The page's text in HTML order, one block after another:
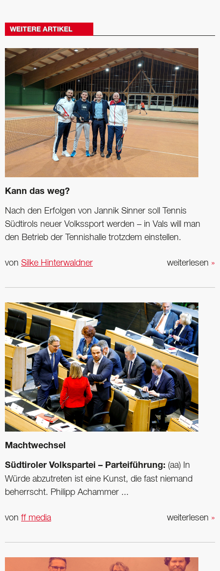
WEITERE ARTIKEL
Kann das weg?
Nach den Erfolgen von Jannik Sinner soll Tennis
Südtirols neuer Volkssport werden – in Vals will man
den Betrieb der Tennishalle trotzdem einstellen.
weiterlesen »
von Silke Hinterwaldner
Machtwechsel
Südtiroler Volkspartei – Parteiführung: (aa) In
Würde abzutreten ist eine Kunst, die fast niemand
beherrscht. Philipp Achammer ...
weiterlesen »
von ff media